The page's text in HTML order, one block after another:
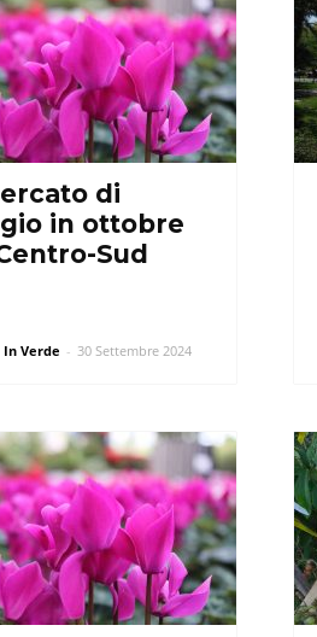
di
in ottobre
Sud
In Verde - 30 Settembre 2024